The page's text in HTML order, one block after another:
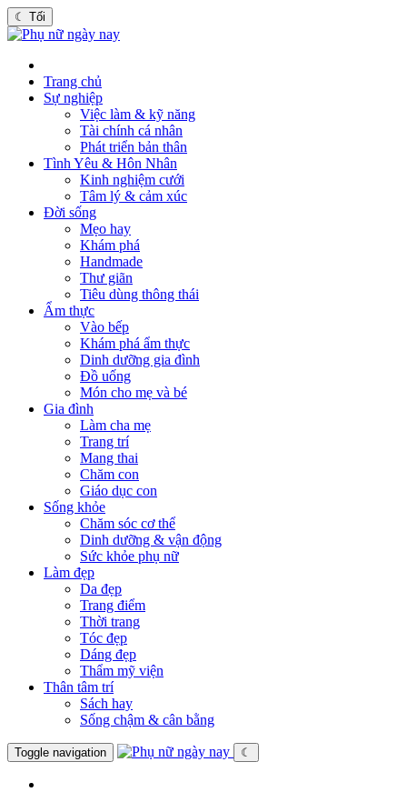
☾ Tối
Trang chủ
Sự nghiệp
Việc làm & kỹ năng
Tài chính cá nhân
Phát triển bản thân
Tình Yêu & Hôn Nhân
Kinh nghiệm cưới
Tâm lý & cảm xúc
Đời sống
Mẹo hay
Khám phá
Handmade
Thư giãn
Tiêu dùng thông thái
Ẩm thực
Vào bếp
Khám phá ẩm thực
Dinh dưỡng gia đình
Đồ uống
Món cho mẹ và bé
Gia đình
Làm cha mẹ
Trang trí
Mang thai
Chăm con
Giáo dục con
Sống khỏe
Chăm sóc cơ thể
Dinh dưỡng & vận động
Sức khỏe phụ nữ
Làm đẹp
Da đẹp
Trang điểm
Thời trang
Tóc đẹp
Dáng đẹp
Thẩm mỹ viện
Thân tâm trí
Sách hay
Sống chậm & cân bằng
Toggle navigation ☾